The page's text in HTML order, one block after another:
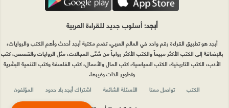
أبجد: أسلوب جديد للقراءة العربية
أبجد هو تطبيق القراءة رقم واحد في العالم العربي. تضم مكتبة أبجد أحدث وأهم الكتب والروايات،
بالإضافة إلى الكتب الأكثر مبيعاً والكتب الأكثر رواجاً من شتّى المجالات، مثل الروايات والقصص، كتب
الأدب، الكتب التاريخية، الكتب السياسية، كتب المال والأعمال، كتب الفلسفة وكتب التنمية البشرية
وتطوير الذات وغيرها.
الكتب
تواصل معنا الأسئلة الشائعة اشتراك أبجد بلا حدود
المؤلفون